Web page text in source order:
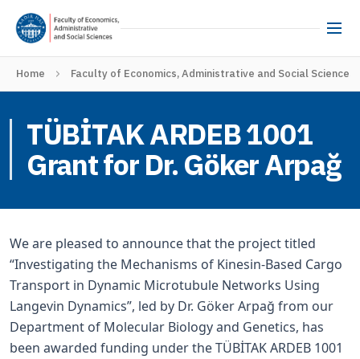
Home Faculty of Economics, Administrative and Social Sciences
TÜBİTAK ARDEB 1001
Grant for Dr. Göker Arpağ
We are pleased to announce that the project titled
“Investigating the Mechanisms of Kinesin-Based Cargo
Transport in Dynamic Microtubule Networks Using
Langevin Dynamics”, led by Dr. Göker Arpağ from our
Department of Molecular Biology and Genetics, has
been awarded funding under the TÜBİTAK ARDEB 1001